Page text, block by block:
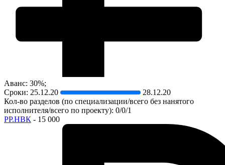
Аванс: 30%;
Сроки: 25.12.20
28.12.20
Кол-во разделов (по специализации/всего без нанятого
исполнителя/всего по проекту): 0/0/1
РР.НВК - 15 000